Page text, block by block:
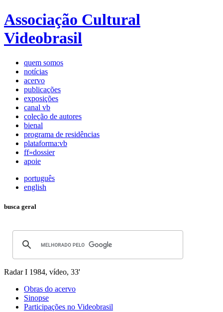
Associação Cultural
Videobrasil
quem somos
notícias
acervo
publicações
exposições
canal vb
coleção de autores
bienal
programa de residências
plataforma:vb
ff»dossier
apoie
português
english
busca geral
Radar I 1984, vídeo, 33'
Obras do acervo
Sinopse
Participações no Videobrasil